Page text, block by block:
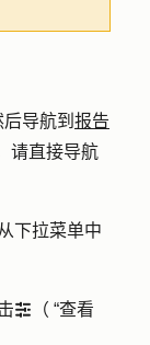
后导航到 报告
请直接导航
下拉菜单中
filterIcon （ “查看